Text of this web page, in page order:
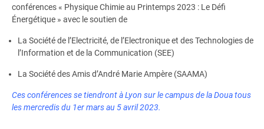
conférences « Physique Chimie au Printemps 2023 : Le Défi
Énergétique » avec le soutien de
La Société de l’Electricité, de l’Electronique et des Technologies de
l’Information et de la Communication (SEE)
La Société des Amis d’André Marie Ampère (SAAMA)
Ces conférences se tiendront à Lyon sur le campus de la Doua tous
les mercredis du 1er mars au 5 avril 2023.